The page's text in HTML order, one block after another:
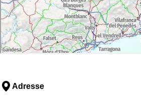
Adresse